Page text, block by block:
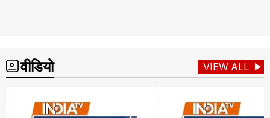
वीडियो VIEW ALL